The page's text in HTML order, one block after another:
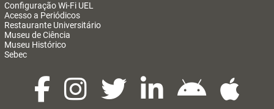
Configuração Wi-Fi UEL
Acesso a Periódicos
Restaurante Universitário
Museu de Ciência
Museu Histórico
Sebec